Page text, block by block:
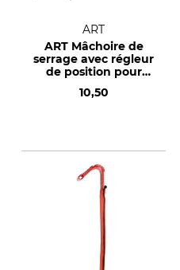
ART
ART Mâchoire de
serrage avec régleur
de position pour
diamètre de 12 - 13
10,50